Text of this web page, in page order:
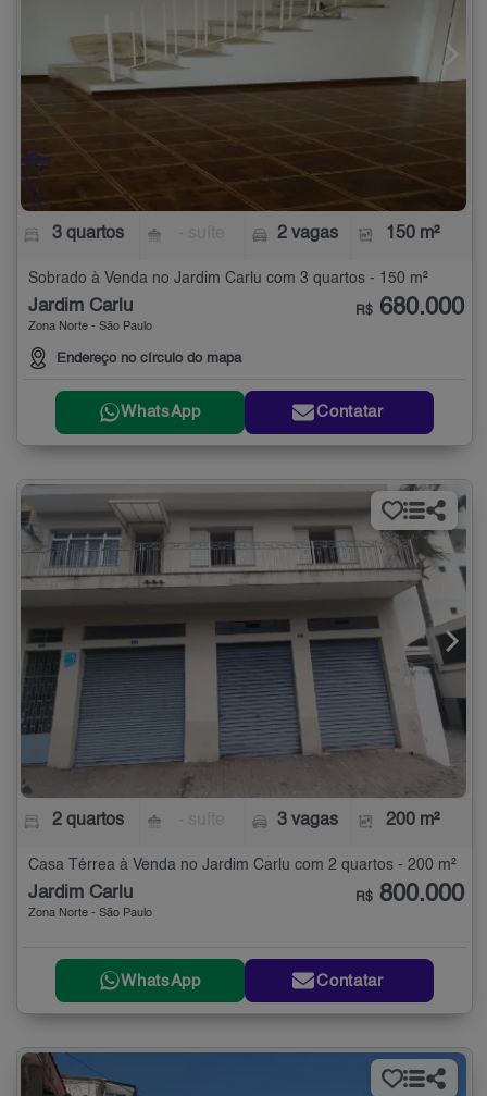
3 quartos 2 vagas 150 m²
Sobrado à Venda no Jardim Carlu com 3 quartos - 150 m²
Jardim Carlu
Zona Norte - São Paulo
Endereço no círculo do mapa
R$ 680.000
WhatsApp Contatar
2 quartos 3 vagas 200 m²
Casa Térrea à Venda no Jardim Carlu com 2 quartos - 200 m²
Jardim Carlu
Zona Norte - São Paulo
R$ 800.000
WhatsApp Contatar